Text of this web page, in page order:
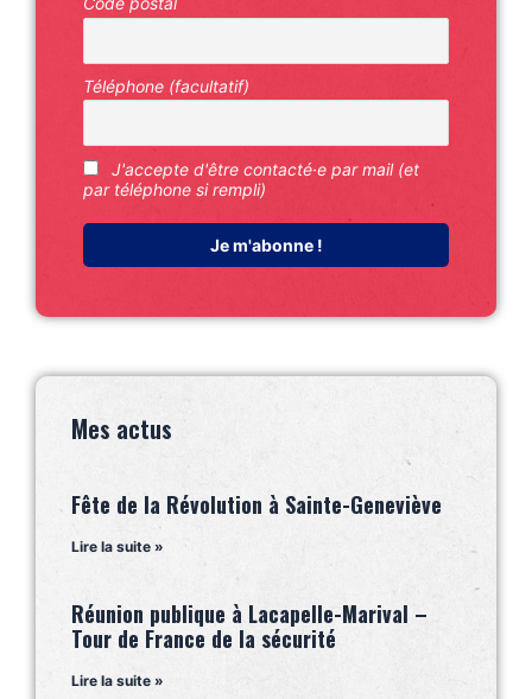
Téléphone (facultatif)
J'accepte d'être contacté·e par mail (et
par téléphone si rempli)
Mes actus
Fête de la Révolution à Sainte-Geneviève
Lire la suite »
Réunion publique à Lacapelle-Marival –
Tour de France de la sécurité
Lire la suite »